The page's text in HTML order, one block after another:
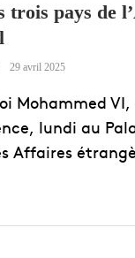
trois pays de
29 avril 2025
Mohammed VI,
lundi au
Affaires